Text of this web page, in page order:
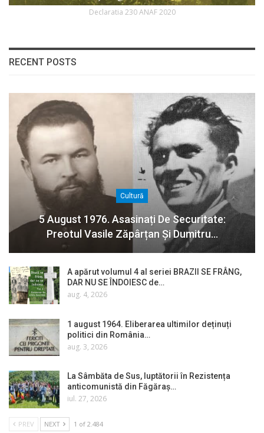
Declaratia 230 ANAF 2020
RECENT POSTS
Cultură
5 August 1976. Asasinați De Securitate:
Preotul Vasile Zăpârțan Și Dumitru…
A apărut volumul 4 al seriei BRAZII SE FRÂNG,
DAR NU SE ÎNDOIESC de…
aug. 4, 2026
1 august 1964. Eliberarea ultimilor deținuți
politici din România…
aug. 3, 2026
La Sâmbăta de Sus, luptătorii în Rezistența
anticomunistă din Făgăraș…
iul. 27, 2026
PREV NEXT 1 of 2.484